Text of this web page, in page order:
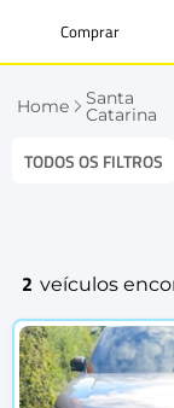
Comprar
Home Santa
Catarina
TODOS OS FILTROS
2 veículos